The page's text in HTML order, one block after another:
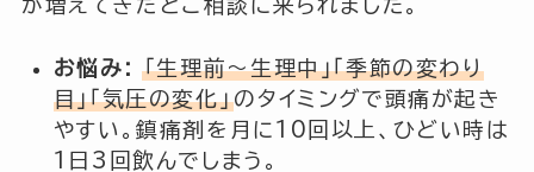
が増えてきたとご相談に来られました。
お悩み:
「生理前〜生理中」「季節の変わり
目」「気圧の変化」のタイミングで頭痛が起き
やすい。鎮痛剤を月に10回以上、ひどい時は
1日3回飲んでしまう。